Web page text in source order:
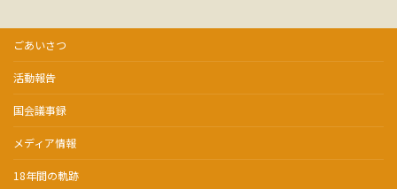
ごあいさつ
活動報告
国会議事録
メディア情報
18年間の軌跡